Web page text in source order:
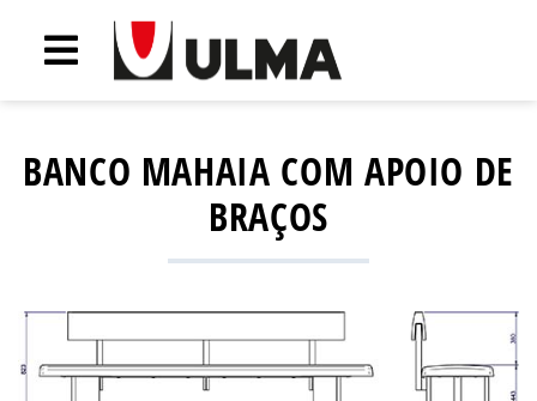
BANCO MAHAIA COM APOIO DE
BRAÇOS